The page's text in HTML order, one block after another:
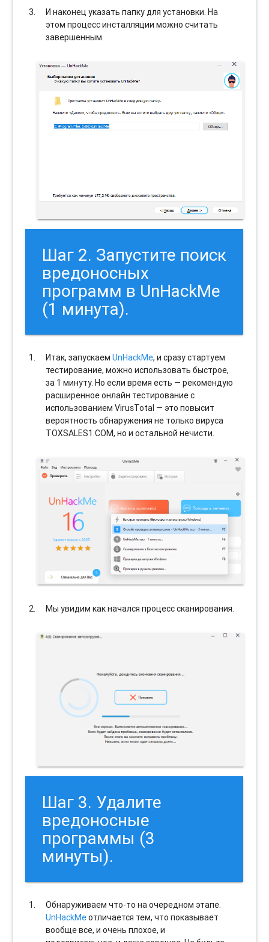
И наконец указать папку для установки. На
этом процесс инсталляции можно считать
завершенным.
Шаг 2. Запустите поиск
вредоносных
программ в UnHackMe
(1 минута).
Итак, запускаемUnHackMe, и сразу стартуем
тестирование, можно использовать быстрое,
за 1 минуту. Но если время есть — рекомендую
расширенное онлайн тестирование с
использованием VirusTotal — это повысит
вероятность обнаружения не только вируса
TOXSALES1.COM, но и остальной нечисти.
Мы увидим как начался процесс сканирования.
Шаг 3. Удалите
вредоносные
программы (3
минуты).
Обнаруживаем что-то на очередном этапе.
UnHackMeотличается тем, что показывает
вообще все, и очень плохое, и